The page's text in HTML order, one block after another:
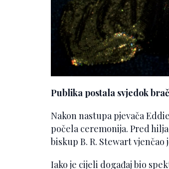
Publika postala svjedok
Nakon nastupa pjevača
počela ceremonija. Pred
biskup B. R. Stewart vjenčao
Iako je cijeli događaj bio